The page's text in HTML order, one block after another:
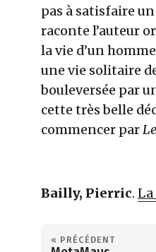
pas à satisfaire
raconte l’auteur
la vie d’un
une vie solitaire
bouleversée par
cette très belle
commencer par
Bailly, Pierric.
« PRÉCÉDENT